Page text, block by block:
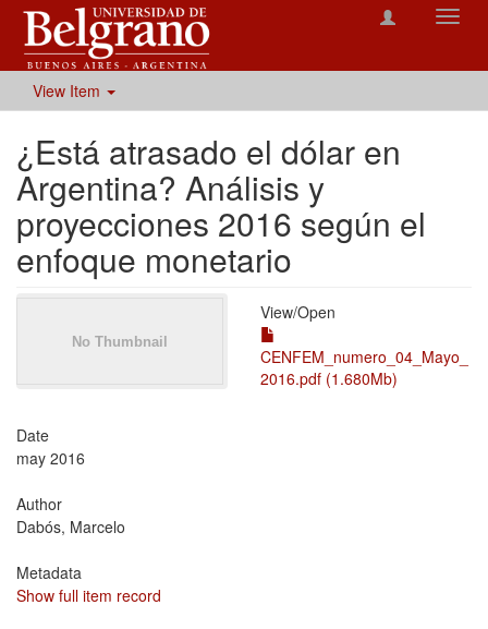
View Item
¿Está atrasado el dólar en
Argentina? Análisis y
proyecciones 2016 según el
enfoque monetario
View/Open
CENFEM_numero_04_Mayo_
2016.pdf (1.680Mb)
Date
may 2016
Author
Dabós, Marcelo
Metadata
Show full item record